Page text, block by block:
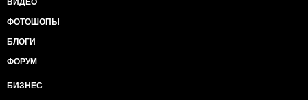
ВИДЕО
ФОТОШОПЫ
БЛОГИ
ФОРУМ
БИЗНЕС